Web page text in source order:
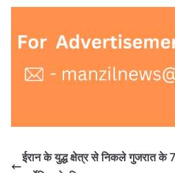
ईरान के युद्ध क्षेत्र से निकले गुजरात